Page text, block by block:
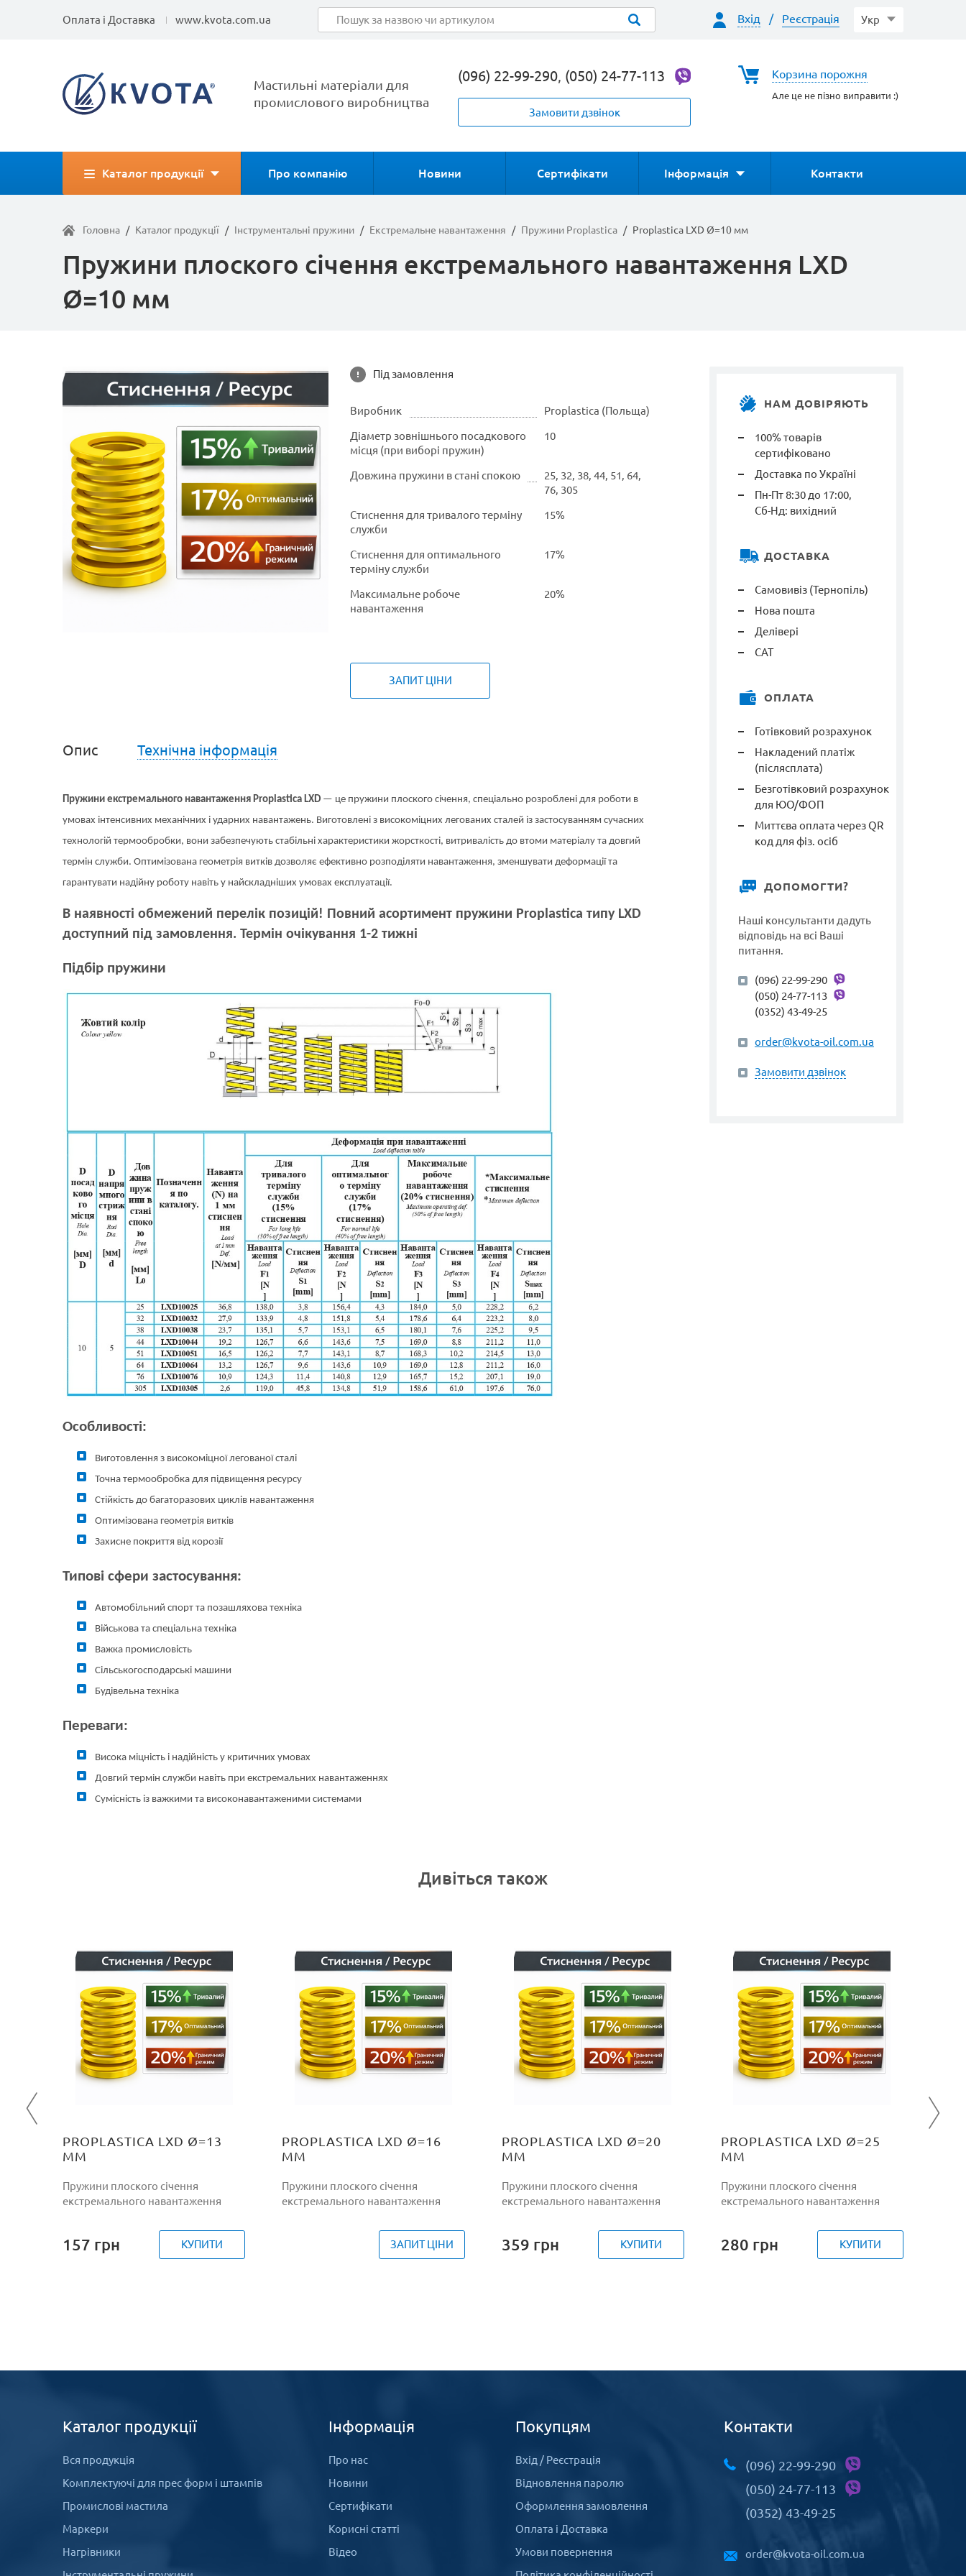
Оплата і Доставка www.kvota.com.ua Укр
Вхід / Реєстрація
Мастильні матеріали для
промислового виробництва
Корзина порожня
Але це не пізно виправити :)
(096) 22-99-290, (050) 24-77-113
Замовити дзвінок
Каталог продукції Про компанію Новини Сертифікати Інформація Контакти
Головна / Каталог продукції / Інструментальні пружини / Екстремальне навантаження / Пружини Proplastica / Proplastica LXD Ø=10 мм
Пружини плоского січення екстремального навантаження LXD
Ø=10 мм
Під замовлення
Виробник Proplastica (Польща)
Діаметр зовнішнього посадкового
місця (при виборі пружин)
10
Довжина пружини в стані спокою
25, 32, 38, 44, 51, 64,
76, 305
Стиснення для тривалого терміну
служби
15%
Стиснення для оптимального
терміну служби
17%
Максимальне робоче
навантаження
20%
ЗАПИТ ЦІНИ
Опис Технічна інформація
Пружини екстремального навантаження Proplastica LXD — це пружини плоского січення, спеціально розроблені для роботи в
умовах інтенсивних механічних і ударних навантажень. Виготовлені з високоміцних легованих сталей із застосуванням сучасних
технологій термообробки, вони забезпечують стабільні характеристики жорсткості, витривалість до втоми матеріалу та довгий
термін служби. Оптимізована геометрія витків дозволяє ефективно розподіляти навантаження, зменшувати деформації та
гарантувати надійну роботу навіть у найскладніших умовах експлуатації.
В наявності обмежений перелік позицій! Повний асортимент пружини Proplastica типу LXD
доступний під замовлення. Термін очікування 1-2 тижні
Підбір пружини
Особливості:
Виготовлення з високоміцної легованої сталі
Точна термообробка для підвищення ресурсу
Стійкість до багаторазових циклів навантаження
Оптимізована геометрія витків
Захисне покриття від корозії
Типові сфери застосування:
Автомобільний спорт та позашляхова техніка
Військова та спеціальна техніка
Важка промисловість
Сільськогосподарські машини
Будівельна техніка
Переваги:
Висока міцність і надійність у критичних умовах
Довгий термін служби навіть при екстремальних навантаженнях
Сумісність із важкими та високонавантаженими системами
НАМ ДОВІРЯЮТЬ
100% товарів
сертифіковано
Доставка по Україні
Пн-Пт 8:30 до 17:00,
Сб-Нд: вихідний
ДОСТАВКА
Самовивіз (Тернопіль)
Нова пошта
Делівері
САТ
ОПЛАТА
Готівковий розрахунок
Накладений платіж
(післясплата)
Безготівковий розрахунок
для ЮО/ФОП
Миттєва оплата через QR
код для фіз. осіб
ДОПОМОГТИ?
Наші консультанти дадуть
відповідь на всі Ваші
питання.
(096) 22-99-290
(050) 24-77-113
(0352) 43-49-25
order@kvota-oil.com.ua
Замовити дзвінок
Дивіться також
PROPLASTICA LXD Ø=13
ММ
Пружини плоского січення
екстремального навантаження
157 грн КУПИТИ
PROPLASTICA LXD Ø=16
ММ
Пружини плоского січення
екстремального навантаження
ЗАПИТ ЦІНИ
PROPLASTICA LXD Ø=20
ММ
Пружини плоского січення
екстремального навантаження
359 грн КУПИТИ
PROPLASTICA LXD Ø=25
ММ
Пружини плоского січення
екстремального навантаження
280 грн КУПИТИ
Каталог продукції
Вся продукція
Комплектуючі для прес форм і штампів
Промислові мастила
Маркери
Нагрівники
Інформація
Про нас
Новини
Сертифікати
Корисні статті
Відео
Покупцям
Вхід / Реєстрація
Відновлення паролю
Оформлення замовлення
Оплата і Доставка
Умови повернення
Контакти
(096) 22-99-290
(050) 24-77-113
(0352) 43-49-25
order@kvota-oil.com.ua